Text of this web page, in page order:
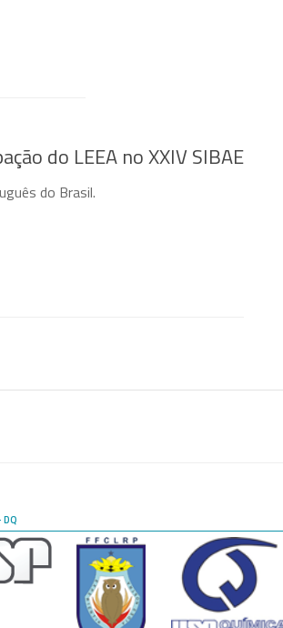
do LEEA no XXIV SIBAE
do Brasil.
DQ